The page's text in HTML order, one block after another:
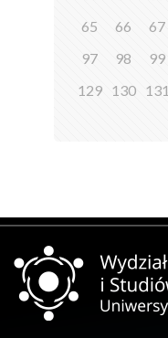
65
66 67
97
98 99
129 130 131